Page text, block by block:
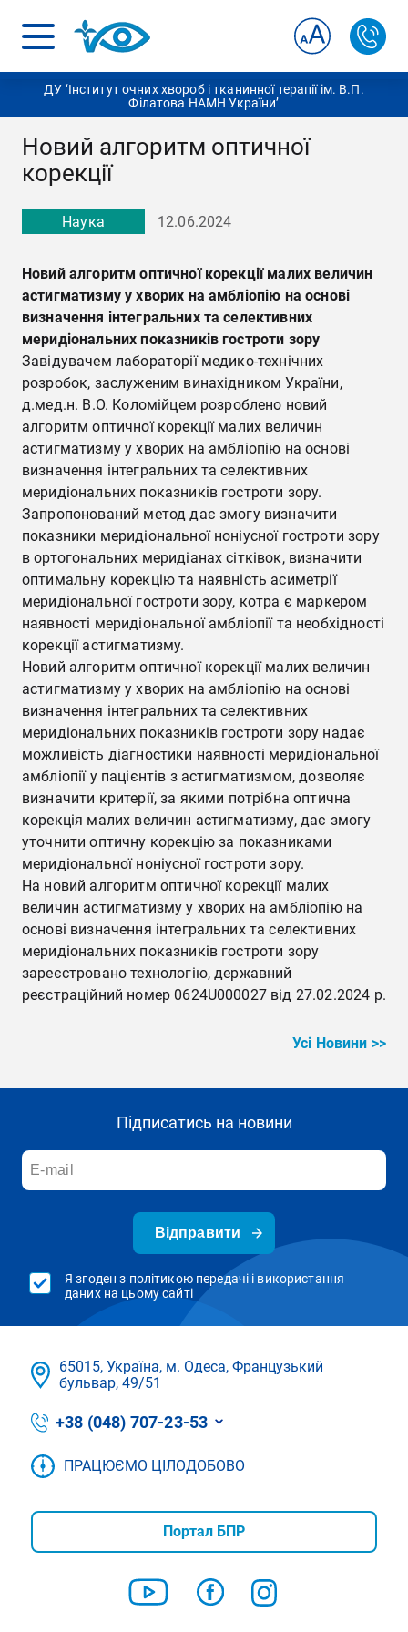
ДУ ‘Інститут очних хвороб і тканинної терапії ім. В.П.
Філатова НАМН України’
Новий алгоритм оптичної
корекції
Наука 12.06.2024
Новий алгоритм оптичної корекції малих величин
астигматизму у хворих на амбліопію на основі
визначення інтегральних та селективних
меридіональних показників гостроти зору
Завідувачем лабораторії медико-технічних
розробок, заслуженим винахідником України,
д.мед.н. В.О. Коломійцем розроблено новий
алгоритм оптичної корекції малих величин
астигматизму у хворих на амбліопію на основі
визначення інтегральних та селективних
меридіональних показників гостроти зору.
Запропонований метод дає змогу визначити
показники меридіональної ноніусної гостроти зору
в ортогональних меридіанах сітківок, визначити
оптимальну корекцію та наявність асиметрії
меридіональної гостроти зору, котра є маркером
наявності меридіональної амбліопії та необхідності
корекції астигматизму.
Новий алгоритм оптичної корекції малих величин
астигматизму у хворих на амбліопію на основі
визначення інтегральних та селективних
меридіональних показників гостроти зору надає
можливість діагностики наявності меридіональної
амбліопії у пацієнтів з астигматизмом, дозволяє
визначити критерії, за якими потрібна оптична
корекція малих величин астигматизму, дає змогу
уточнити оптичну корекцію за показниками
меридіональної ноніусної гостроти зору.
На новий алгоритм оптичної корекції малих
величин астигматизму у хворих на амбліопію на
основі визначення інтегральних та селективних
меридіональних показників гостроти зору
зареєстровано технологію, державний
реєстраційний номер 0624U000027 від 27.02.2024 р.
Усі Новини >>
Підписатись на новини
Відправити
Я згоден з політикою передачі і використання
даних на цьому сайті
65015, Україна, м. Одеса, Французький
бульвар, 49/51
+38 (048) 707-23-53
ПРАЦЮЄМО ЦІЛОДОБОВО
Портал БПР